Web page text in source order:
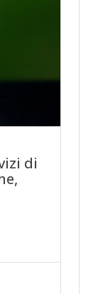
di